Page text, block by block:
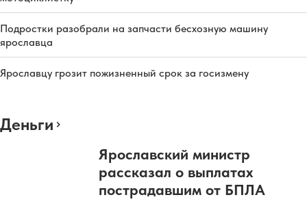
Подростки разобрали на запчасти бесхозную машину
ярославца
Ярославцу грозит пожизненный срок за госизмену
Деньги
Ярославский министр
рассказал о выплатах
пострадавшим от БПЛА